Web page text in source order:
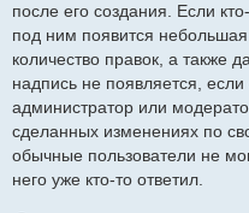
после его создания. Если
под ним появится
количество правок, а также
надпись не появляется,
администратор или
сделанных изменениях по
обычные пользователи не
него уже кто-то ответил.